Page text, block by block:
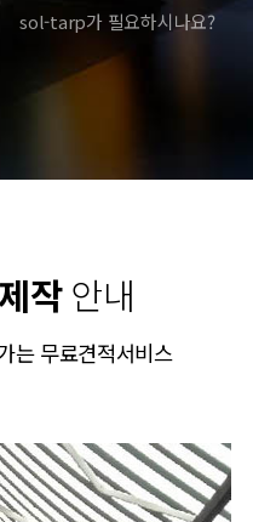
sol-tarp가 필요하시나요?
작안내
는 무료견적서비스